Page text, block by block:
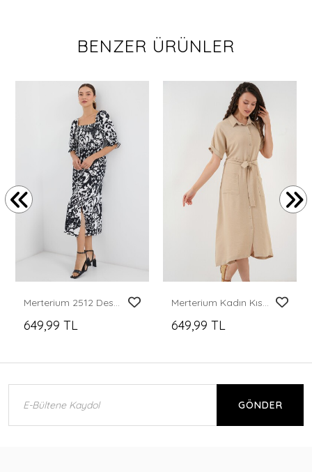
BENZER ÜRÜNLER
Merterium 2512 Desenli Yırtmaçlı Elbise - Siyah
649,99 TL
Merterium Kadın Kısa Kol Elbise 2214 - Bej
649,99 TL
GÖNDER